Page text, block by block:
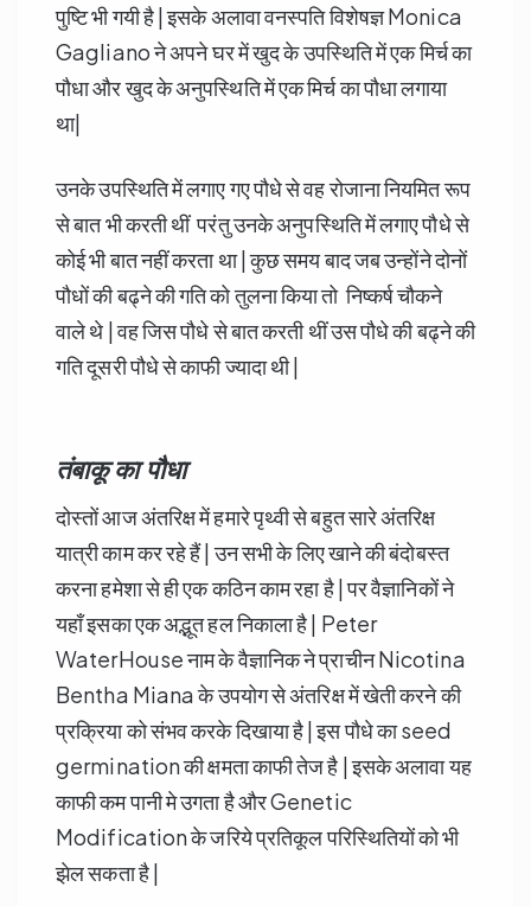
पुष्टि भी गयी है | इसके अलावा वनस्पति विशेषज्ञ Monica
Gagliano ने अपने घर में खुद के उपस्थिति में एक मिर्च का
पौधा और खुद के अनुपस्थिति में एक मिर्च का पौधा लगाया
था|
उनके उपस्थिति में लगाए गए पौधे से वह रोजाना नियमित रूप
से बात भी करती थीं परंतु उनके अनुपस्थिति में लगाए पौधे से
कोई भी बात नहीं करता था | कुछ समय बाद जब उन्होंने दोनों
पौधों की बढ्ने की गति को तुलना किया तो निष्कर्ष चौकने
वाले थे | वह जिस पौधे से बात करती थीं उस पौधे की बढ्ने की
गति दूसरी पौधे से काफी ज्यादा थी |
तंबाकू का पौधा
दोस्तों आज अंतरिक्ष में हमारे पृथ्वी से बहुत सारे अंतरिक्ष
यात्री काम कर रहे हैं | उन सभी के लिए खाने की बंदोबस्त
करना हमेशा से ही एक कठिन काम रहा है | पर वैज्ञानिकों ने
यहाँ इसका एक अद्भूत हल निकाला है | Peter
WaterHouse नाम के वैज्ञानिक ने प्राचीन Nicotina
Bentha Miana के उपयोग से अंतरिक्ष में खेती करने की
प्रक्रिया को संभव करके दिखाया है | इस पौधे का seed
germination की क्षमता काफी तेज है | इसके अलावा यह
काफी कम पानी मे उगता है और Genetic
Modification के जरिये प्रतिकूल परिस्थितियों को भी
झेल सकता है |